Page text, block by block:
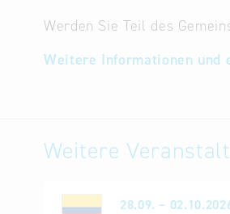
Werden Sie Teil des
Weitere Informationen und
Weitere
28.09. –